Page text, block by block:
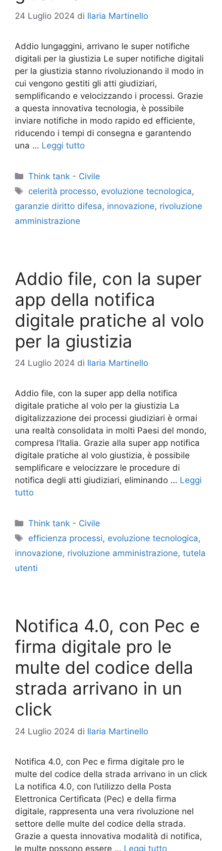
24 Luglio 2024 di Ilaria Martinello
Addio lungaggini, arrivano le super notifiche
digitali per la giustizia Le super notifiche digitali
per la giustizia stanno rivoluzionando il modo in
cui vengono gestiti gli atti giudiziari,
semplificando e velocizzando i processi. Grazie
a questa innovativa tecnologia, è possibile
inviare notifiche in modo rapido ed efficiente,
riducendo i tempi di consegna e garantendo
una … Leggi tutto
Categorie
Think tank - Civile
Tag
celerità processo, evoluzione tecnologica,
garanzie diritto difesa, innovazione, rivoluzione
amministrazione
Addio file, con la super
app della notifica
digitale pratiche al volo
per la giustizia
24 Luglio 2024 di Ilaria Martinello
Addio file, con la super app della notifica
digitale pratiche al volo per la giustizia La
digitalizzazione dei processi giudiziari è ormai
una realtà consolidata in molti Paesi del mondo,
compresa l’Italia. Grazie alla super app notifica
digitale pratiche al volo giustizia, è possibile
semplificare e velocizzare le procedure di
notifica degli atti giudiziari, eliminando … Leggi
tutto
Categorie
Think tank - Civile
Tag
efficienza processi, evoluzione tecnologica,
innovazione, rivoluzione amministrazione, tutela
utenti
Notifica 4.0, con Pec e
firma digitale pro le
multe del codice della
strada arrivano in un
click
24 Luglio 2024 di Ilaria Martinello
Notifica 4.0, con Pec e firma digitale pro le
multe del codice della strada arrivano in un click
La notifica 4.0, con l’utilizzo della Posta
Elettronica Certificata (Pec) e della firma
digitale, rappresenta una vera rivoluzione nel
settore delle multe del codice della strada.
Grazie a questa innovativa modalità di notifica,
le multe possono essere … Leggi tutto